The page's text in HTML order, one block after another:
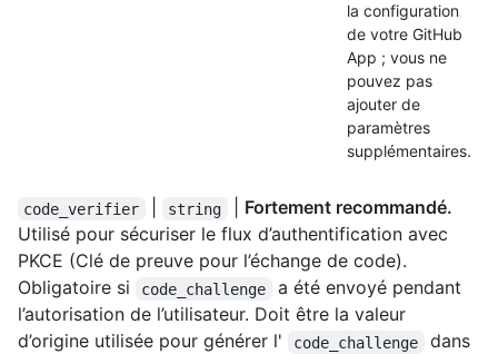
la configuration
de votre GitHub
App ; vous ne
pouvez pas
ajouter de
paramètres
supplémentaires.
code_verifier string
Fortement recommandé.
Utilisé pour sécuriser le flux d’authentification avec
PKCE (Clé de preuve pour l’échange de code).
Obligatoire si
code_challenge
a été envoyé pendant
l’autorisation de l’utilisateur. Doit être la valeur
d’origine utilisée pour générer l'
code_challenge
dans